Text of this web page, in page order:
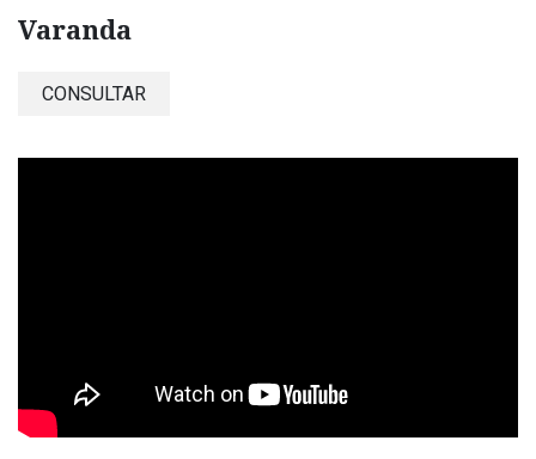
Varanda
CONSULTAR